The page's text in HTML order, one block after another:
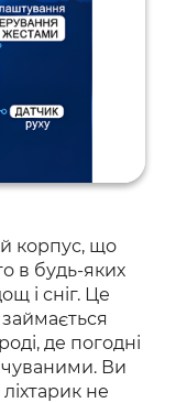
корпус, що
в будь-яких
і сніг. Це
де погодні
Ви
не